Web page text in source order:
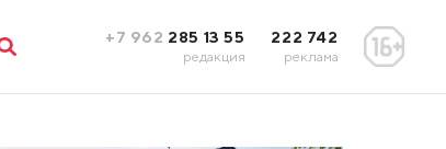
+7 962 285 13 55
редакция
222 742
реклама